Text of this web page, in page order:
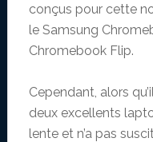
conçus pour cette
le Samsung
Chromebook Flip.
Cependant, alors
deux excellents
lente et n’a pas